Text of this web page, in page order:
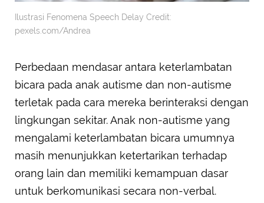
Ilustrasi Fenomena Speech Delay Credit:
pexels.com/Andrea
Perbedaan mendasar antara keterlambatan
bicara pada anak autisme dan non-autisme
terletak pada cara mereka berinteraksi dengan
lingkungan sekitar. Anak non-autisme yang
mengalami keterlambatan bicara umumnya
masih menunjukkan ketertarikan terhadap
orang lain dan memiliki kemampuan dasar
untuk berkomunikasi secara non-verbal.